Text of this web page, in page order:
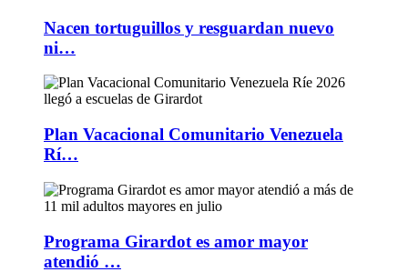
Nacen tortuguillos y resguardan nuevo
ni…
Plan Vacacional Comunitario Venezuela
Rí…
Programa Girardot es amor mayor
atendió …